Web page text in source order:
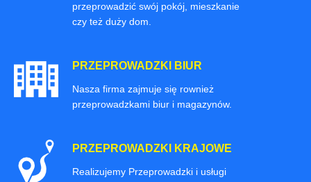
przeprowadzić swój pokój, mieszkanie
czy też duży dom.
PRZEPROWADZKI BIUR
Nasza firma zajmuje się rownież
przeprowadzkami biur i magazynów.
PRZEPROWADZKI KRAJOWE
Realizujemy Przeprowadzki i usługi